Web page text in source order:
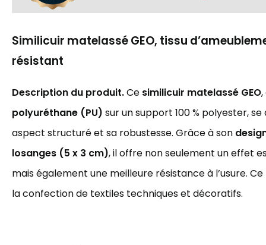
Similicuir matelassé GEO, tissu
résistant
Description du produit.Ce similicuir matelassé GEO
polyuréthane (PU) sur un support 100 % polyester,
aspect structuré et sa robustesse. Grâce à son
losanges (5 x 3 cm), il offre non seulement un effet
mais également une meilleure résistance à l’usure.
la confection de textiles techniques et décoratifs.